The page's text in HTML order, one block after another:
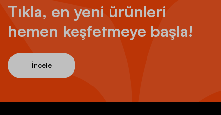
Tıkla, en yeni ürünleri
hemen keşfetmeye başla!
İncele